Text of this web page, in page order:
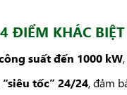
ĐIỂM KHÁC
suất đến 1000 kW
tốc” 24/24, đảm